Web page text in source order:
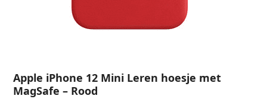
Apple iPhone 12 Mini Leren hoesje met
MagSafe – Rood